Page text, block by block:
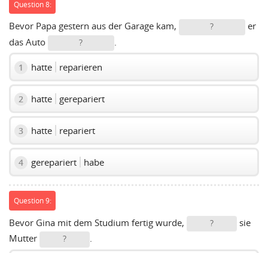
Question 8:
Bevor Papa gestern aus der Garage kam, ?
er
das Auto
?
1 hatte reparieren
2 hatte gerepariert
3 hatte repariert
4 gerepariert habe
Question 9:
Bevor Gina mit dem Studium fertig wurde, ?
sie
Mutter
? .